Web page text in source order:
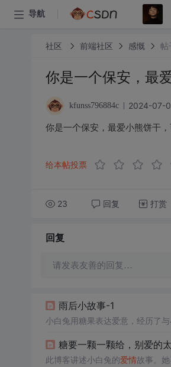
导航
社区 前端社区 感慨 帖
你是一个保安，最
kfunss796884c 2024-07-
你是一个保安，最爱小熊饼干
给本帖投票
23 回复 打赏
回复
请发表友善的回复…
雨后小故事-1
小白兔用糖果表达爱意，经历了与
糖要一颗一颗给，别爱的
此博客讲述小白兔的爱情故事。